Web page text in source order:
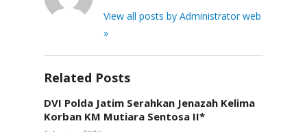
View all posts by Administrator web
»
Related Posts
DVI Polda Jatim Serahkan Jenazah Kelima
Korban KM Mutiara Sentosa II*